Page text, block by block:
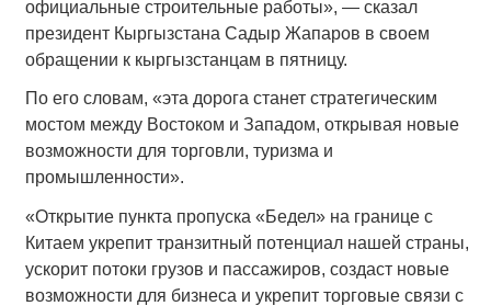
официальные строительные работы», — сказал
президент Кыргызстана Садыр Жапаров в своем
обращении к кыргызстанцам в пятницу.
По его словам, «эта дорога станет стратегическим
мостом между Востоком и Западом, открывая новые
возможности для торговли, туризма и
промышленности».
«Открытие пункта пропуска «Бедел» на границе с
Китаем укрепит транзитный потенциал нашей страны,
ускорит потоки грузов и пассажиров, создаст новые
возможности для бизнеса и укрепит торговые связи с